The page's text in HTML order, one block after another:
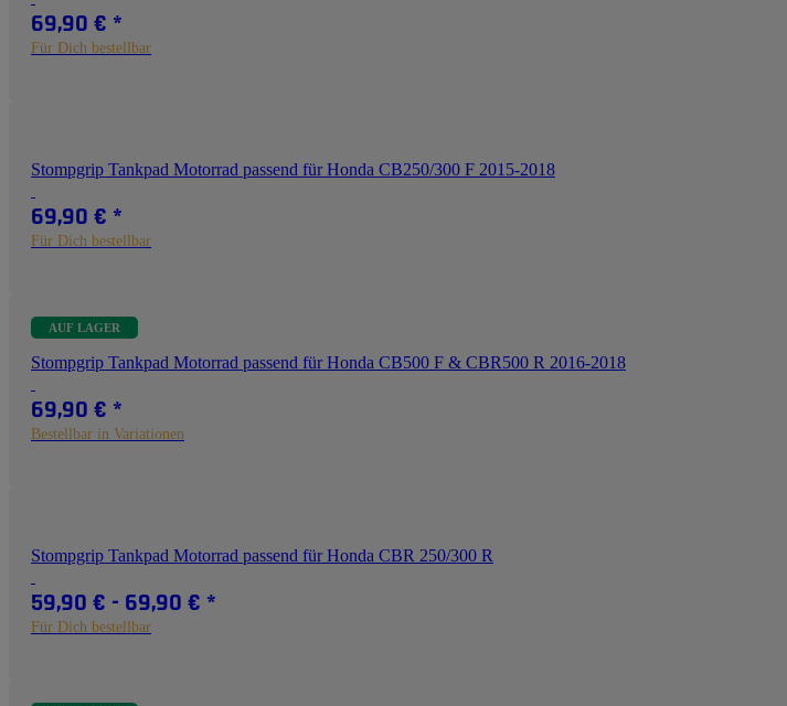
69,90 € *
Für Dich bestellbar
Stompgrip Tankpad Motorrad passend für Honda CB250/300 F 2015-2018
69,90 € *
Für Dich bestellbar
AUF LAGER
Stompgrip Tankpad Motorrad passend für Honda CB500 F & CBR500 R 2016-2018
69,90 € *
Bestellbar in Variationen
Stompgrip Tankpad Motorrad passend für Honda CBR 250/300 R
59,90 € - 69,90 € *
Für Dich bestellbar